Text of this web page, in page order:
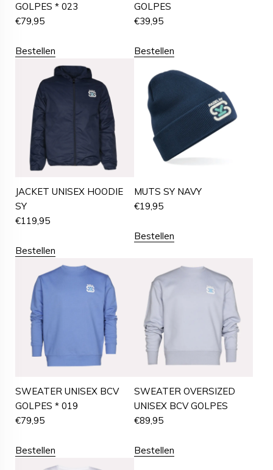
GOLPES * 023
€79,95
Bestellen
GOLPES
€39,95
Bestellen
JACKET UNISEX HOODIE
SY
€119,95
Bestellen
MUTS SY NAVY
€19,95
Bestellen
SWEATER UNISEX BCV
GOLPES * 019
€79,95
Bestellen
SWEATER OVERSIZED
UNISEX BCV GOLPES
€89,95
Bestellen